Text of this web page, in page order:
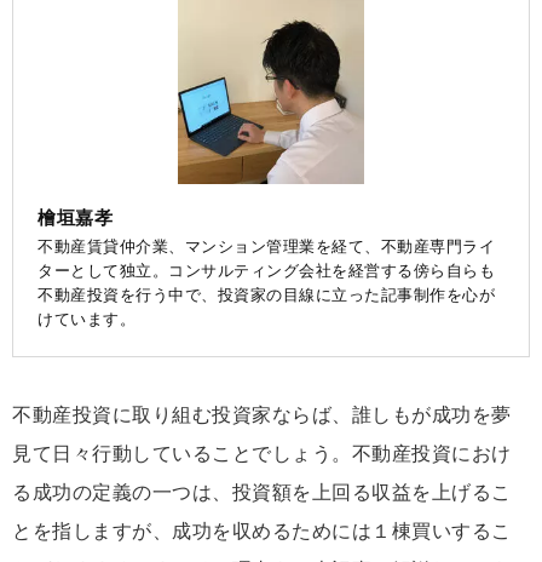
檜垣嘉孝
不動産賃貸仲介業、マンション管理業を経て、不動産専門ライ
ターとして独立。コンサルティング会社を経営する傍ら自らも
不動産投資を行う中で、投資家の目線に立った記事制作を心が
けています。
不動産投資に取り組む投資家ならば、誰しもが成功を夢
見て日々行動していることでしょう。不動産投資におけ
る成功の定義の一つは、投資額を上回る収益を上げるこ
とを指しますが、成功を収めるためには１棟買いするこ